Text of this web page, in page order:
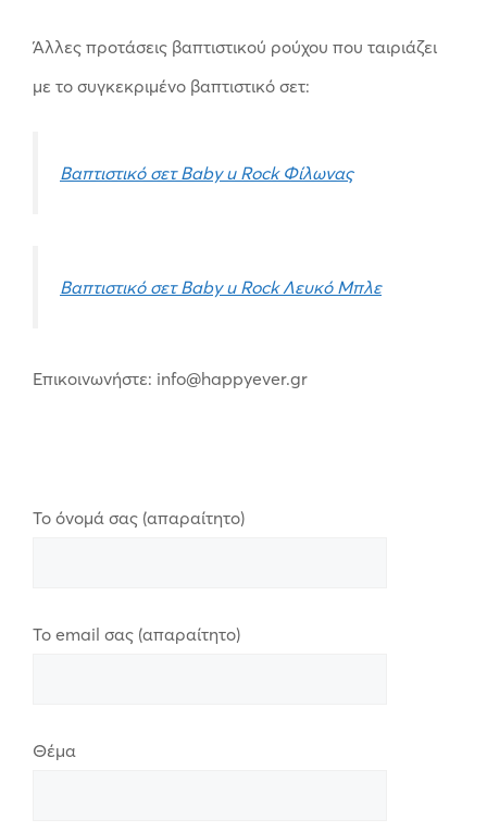
Άλλες προτάσεις βαπτιστικού ρούχου που ταιριάζει
με το συγκεκριμένο βαπτιστικό σετ:
Βαπτιστικό σετ Baby u Rock Φίλωνας
Βαπτιστικό σετ Baby u Rock Λευκό Μπλε
Επικοινωνήστε: info@happyever.gr
Το όνομά σας (απαραίτητο)
Το email σας (απαραίτητο)
Θέμα